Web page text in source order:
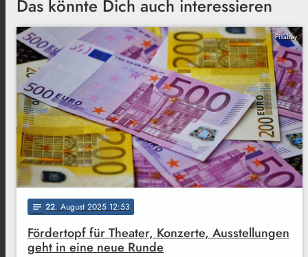
Das könnte Dich auch interessieren
Pixabay
notes 22. August 2025 12:53
Fördertopf für Theater, Konzerte, Ausstellungen
geht in eine neue Runde